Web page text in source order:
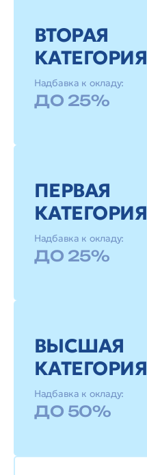
ВТОРАЯ
КАТЕГОРИЯ
Надбавка к окладу:
ДО 25%
ПЕРВАЯ
КАТЕГОРИЯ
Надбавка к окладу:
ДО 25%
ВЫСШАЯ
КАТЕГОРИЯ
Надбавка к окладу:
ДО 50%